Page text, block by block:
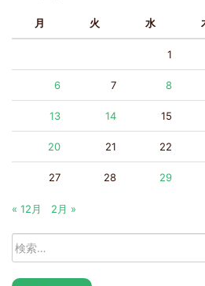
月 火 水
1
6 7 8
13 14 15
20 21 22
27 28 29
« 12月 2月 »
検
索: